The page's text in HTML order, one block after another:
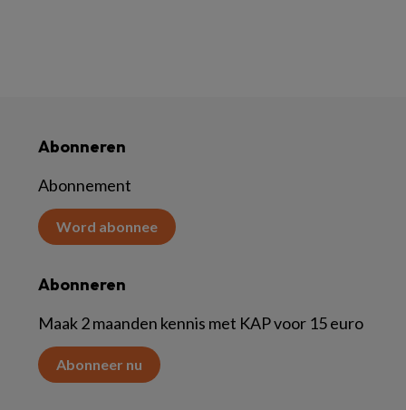
Abonneren
Abonnement
Word abonnee
Abonneren
Maak 2 maanden kennis met KAP voor 15 euro
Abonneer nu